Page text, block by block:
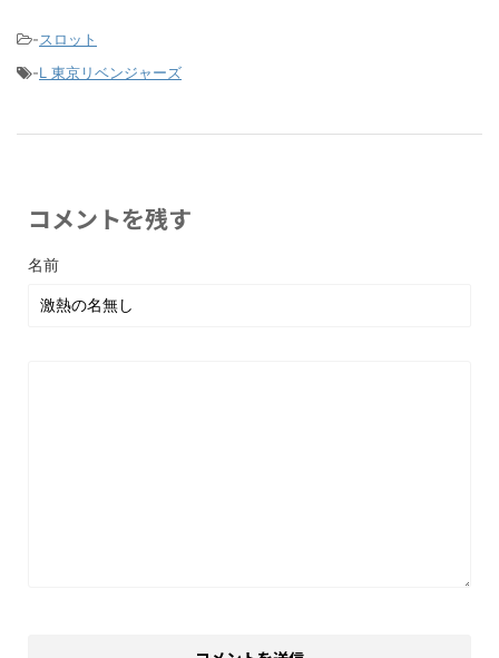
-スロット
-L 東京リベンジャーズ
コメントを残す
名前